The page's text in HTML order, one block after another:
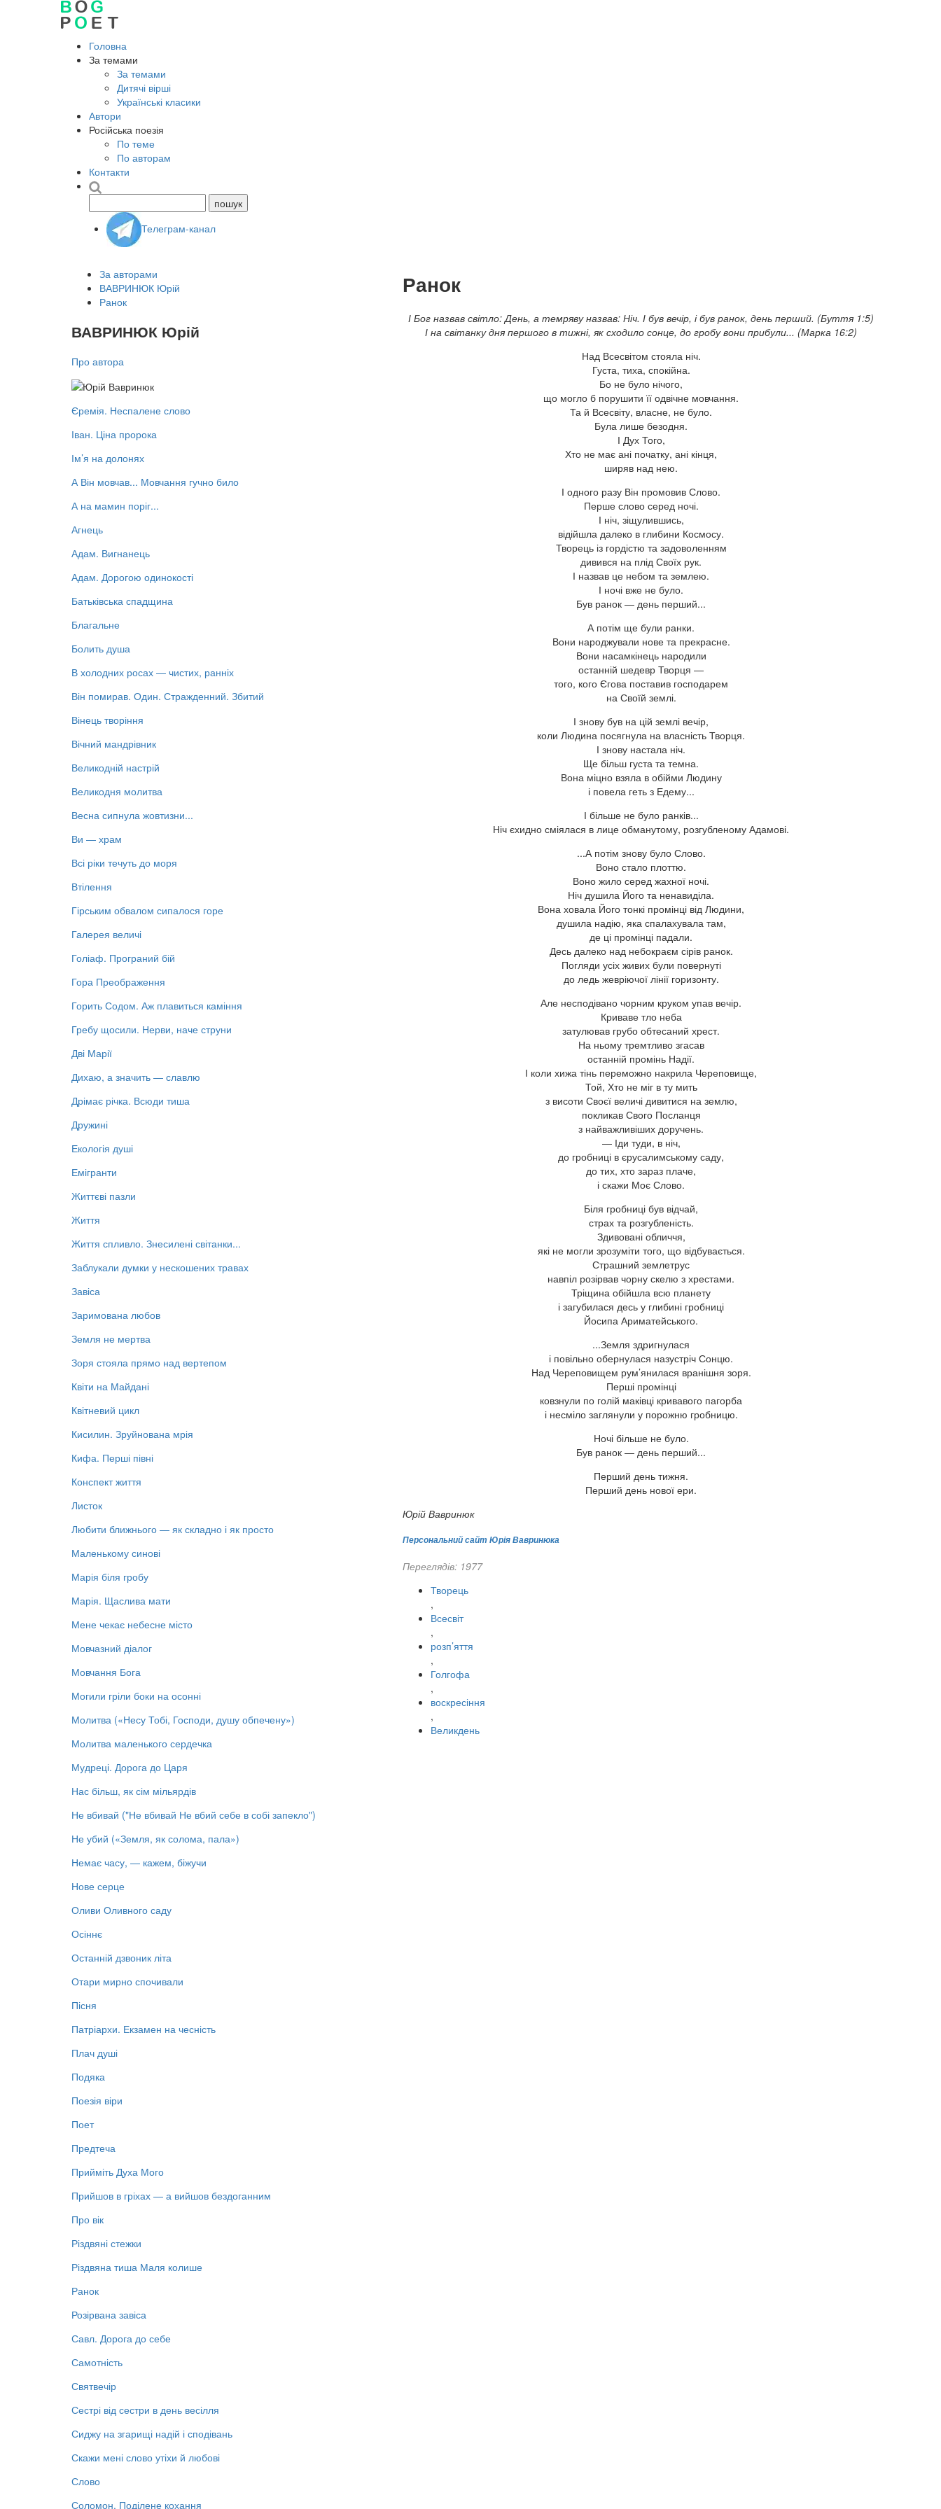
Головна
За темами
За темами
Дитячі вірші
Українські класики
Автори
Російська поезія
По теме
По авторам
Контакти
Телеграм-канал
Ранок
І Бог назвав світло: День, а темряву назвав: Ніч. І був вечір, і був ранок, день перший. (Буття 1:5)
І на світанку дня першого в тижні, як сходило сонце, до гробу вони прибули... (Марка 16:2)
Над Всесвітом стояла ніч.
Густа, тиха, спокійна.
Бо не було нічого,
що могло б порушити її одвічне мовчання.
Та й Всесвіту, власне, не було.
Була лише безодня.
І Дух Того,
Хто не має ані початку, ані кінця,
ширяв над нею.
І одного разу Він промовив Слово.
Перше слово серед ночі.
І ніч, зіщулившись,
відійшла далеко в глибини Космосу.
Творець із гордістю та задоволенням
дивився на плід Своїх рук.
І назвав це небом та землею.
І ночі вже не було.
Був ранок — день перший...
А потім ще були ранки.
Вони народжували нове та прекрасне.
Вони насамкінець народили
останній шедевр Творця —
того, кого Єгова поставив господарем
на Своїй землі.
І знову був на цій землі вечір,
коли Людина посягнула на власність Творця.
І знову настала ніч.
Ще більш густа та темна.
Вона міцно взяла в обійми Людину
і повела геть з Едему...
І більше не було ранків...
Ніч єхидно сміялася в лице обманутому, розгубленому Адамові.
...А потім знову було Слово.
Воно стало плоттю.
Воно жило серед жахної ночі.
Ніч душила Його та ненавиділа.
Вона ховала Його тонкі промінці від Людини,
душила надію, яка спалахувала там,
де ці промінці падали.
Десь далеко над небокраєм сірів ранок.
Погляди усіх живих були повернуті
до ледь жевріючої лінії горизонту.
Але несподівано чорним круком упав вечір.
Криваве тло неба
затулював грубо обтесаний хрест.
На ньому тремтливо згасав
останній промінь Надії.
І коли хижа тінь переможно накрила Череповище,
Той, Хто не міг в ту мить
з висоти Своєї величі дивитися на землю,
покликав Свого Посланця
з найважливіших доручень.
— Іди туди, в ніч,
до гробниці в єрусалимському саду,
до тих, хто зараз плаче,
і скажи Моє Слово.
Біля гробниці був відчай,
страх та розгубленість.
Здивовані обличчя,
які не могли зрозуміти того, що відбувається.
Страшний землетрус
навпіл розірвав чорну скелю з хрестами.
Тріщина обійшла всю планету
і загубилася десь у глибині гробниці
Йосипа Ариматейського.
...Земля здригнулася
і повільно обернулася назустріч Сонцю.
Над Череповищем рум’янилася вранішня зоря.
Перші промінці
ковзнули по голій маківці кривавого пагорба
і несміло заглянули у порожню гробницю.
Ночі більше не було.
Був ранок — день перший...
Перший день тижня.
Перший день нової ери.
Юрій Вавринюк
Персональний сайт Юрія Вавринюка
Переглядів: 1977
Творець
,
Всесвіт
,
розп’яття
,
Голгофа
,
воскресіння
,
Великдень
За авторами
ВАВРИНЮК Юрій
Ранок
ВАВРИНЮК Юрій
Про автора
Єремія. Неспалене слово
Іван. Ціна пророка
Ім’я на долонях
А Він мовчав... Мовчання гучно било
А на мамин поріг...
Агнець
Адам. Вигнанець
Адам. Дорогою одинокості
Батьківська спадщина
Благальне
Болить душа
В холодних росах — чистих, ранніх
Він помирав. Один. Стражденний. Збитий
Вінець творіння
Вічний мандрівник
Великодній настрій
Великодня молитва
Весна сипнула жовтизни...
Ви — храм
Всі ріки течуть до моря
Втілення
Гірським обвалом сипалося горе
Галерея величі
Голіаф. Програний бій
Гора Преображення
Горить Содом. Аж плавиться каміння
Гребу щосили. Нерви, наче струни
Дві Марії
Дихаю, а значить — славлю
Дрімає річка. Всюди тиша
Дружині
Екологія душі
Емігранти
Життєві пазли
Життя
Життя спливло. Знесилені світанки...
Заблукали думки у нескошених травах
Завіса
Заримована любов
Земля не мертва
Зоря стояла прямо над вертепом
Квіти на Майдані
Квітневий цикл
Кисилин. Зруйнована мрія
Кифа. Перші півні
Конспект життя
Листок
Любити ближнього — як складно і як просто
Маленькому синові
Марія біля гробу
Марія. Щаслива мати
Мене чекає небесне місто
Мовчазний діалог
Мовчання Бога
Могили гріли боки на осонні
Молитва («Несу Тобі, Господи, душу обпечену»)
Молитва маленького сердечка
Мудреці. Дорога до Царя
Нас більш, як сім мільярдів
Не вбивай ("Не вбивай Не вбий себе в собі запекло")
Не убий («Земля, як солома, пала»)
Немає часу, — кажем, біжучи
Нове серце
Оливи Оливного саду
Осіннє
Останній дзвоник літа
Отари мирно спочивали
Пісня
Патріархи. Екзамен на чесність
Плач душі
Подяка
Поезія віри
Поет
Предтеча
Прийміть Духа Мого
Прийшов в гріхах — а вийшов бездоганним
Про вік
Різдвяні стежки
Різдвяна тиша Маля колише
Ранок
Розірвана завіса
Савл. Дорога до себе
Самотність
Святвечір
Сестрі від сестри в день весілля
Сиджу на згарищі надій і сподівань
Скажи мені слово утіхи й любові
Слово
Соломон. Поділене кохання